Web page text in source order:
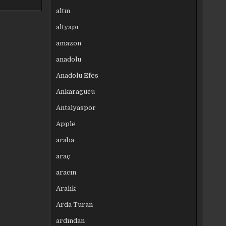
altın
altyapı
amazon
anadolu
Anadolu Efes
Ankaragücü
Antalyaspor
Apple
araba
araç
aracın
Aralık
Arda Turan
ardından